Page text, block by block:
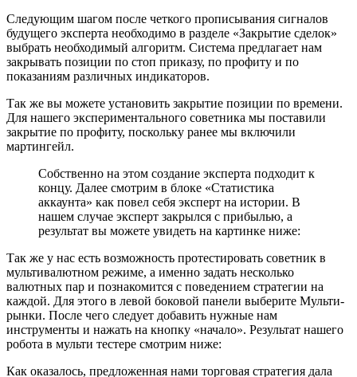
Следующим шагом после четкого прописывания сигналов
будущего эксперта необходимо в разделе «Закрытие сделок»
выбрать необходимый алгоритм. Система предлагает нам
закрывать позиции по стоп приказу, по профиту и по
показаниям различных индикаторов.
Так же вы можете установить закрытие позиции по времени.
Для нашего экспериментального советника мы поставили
закрытие по профиту, поскольку ранее мы включили
мартингейл.
Собственно на этом создание эксперта подходит к
концу. Далее смотрим в блоке «Статистика
аккаунта» как повел себя эксперт на истории. В
нашем случае эксперт закрылся с прибылью, а
результат вы можете увидеть на картинке ниже:
Так же у нас есть возможность протестировать советник в
мультивалютном режиме, а именно задать несколько
валютных пар и познакомится с поведением стратегии на
каждой. Для этого в левой боковой панели выберите Мульти-
рынки. После чего следует добавить нужные нам
инструменты и нажать на кнопку «начало». Результат нашего
робота в мульти тестере смотрим ниже:
Как оказалось, предложенная нами торговая стратегия дала